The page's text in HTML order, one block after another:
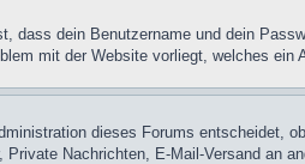
dass dein Benutzername und dein
mit der Website vorliegt, welches ein
dieses Forums
Nachrichten, E-Mail-Versand an